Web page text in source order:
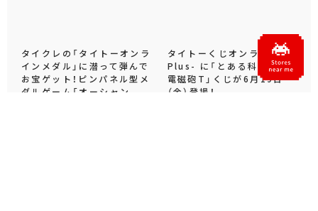
タイクレの「タイトーオンラ
インメダル」に潜って弾んで
お宝ゲット！ピンパネル型メ
ダルゲーム「オーシャン...
タイトーくじオンライン -
Plus- に「とある科学の超
電磁砲T」くじが6月19日
（金）登場！